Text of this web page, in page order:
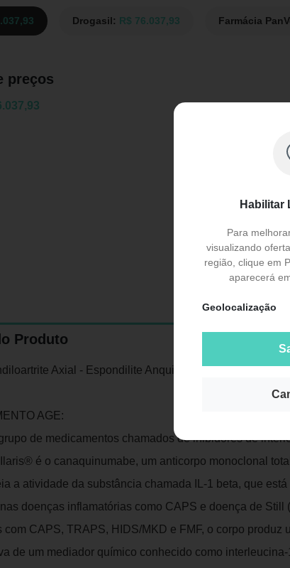
Habilitar
Para
visualizando
região, clique em
aparecerá
Geolocalização
Drogasil: R$ 76.037,93 Farmácia
preços
Produto
Axial - Espondilite Anquilosante (EA)
AGE:
de medicamentos chamados de inibidores de
é o canaquinumabe, um anticorpo monoclonal
a atividade da substância chamada IL-1 beta, que está
doenças inflamatórias como CAPS e doença de Still
com CAPS, TRAPS, HIDS/MKD e FMF, o corpo produz
de um mediador químico conhecido como interleucina-